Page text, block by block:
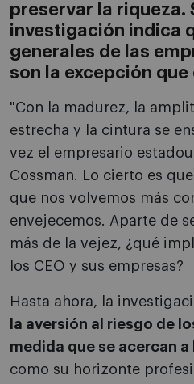
preservar la riqueza.
investigación indica
generales de las
son la excepción
"Con la madurez, la
estrecha y la cintura se
vez el empresario
Cossman. Lo cierto es
que nos volvemos más
envejecemos. Aparte de
más de la vejez, ¿qué
los CEO y sus empresas?
Hasta ahora, la
la aversión al riesgo de
medida que se acercan
como su horizonte